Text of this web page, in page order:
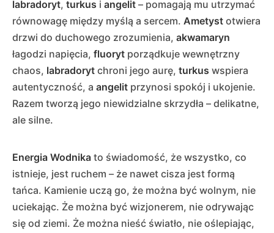
labradoryt, turkus i angelit – pomagają mu utrzymać
równowagę między myślą a sercem. Ametyst otwiera
drzwi do duchowego zrozumienia, akwamaryn
łagodzi napięcia, fluoryt porządkuje wewnętrzny
chaos, labradoryt chroni jego aurę, turkus wspiera
autentyczność, a angelit przynosi spokój i ukojenie.
Razem tworzą jego niewidzialne skrzydła – delikatne,
ale silne.
Energia Wodnika to świadomość, że wszystko, co
istnieje, jest ruchem – że nawet cisza jest formą
tańca. Kamienie uczą go, że można być wolnym, nie
uciekając. Że można być wizjonerem, nie odrywając
się od ziemi. Że można nieść światło, nie oślepiając,